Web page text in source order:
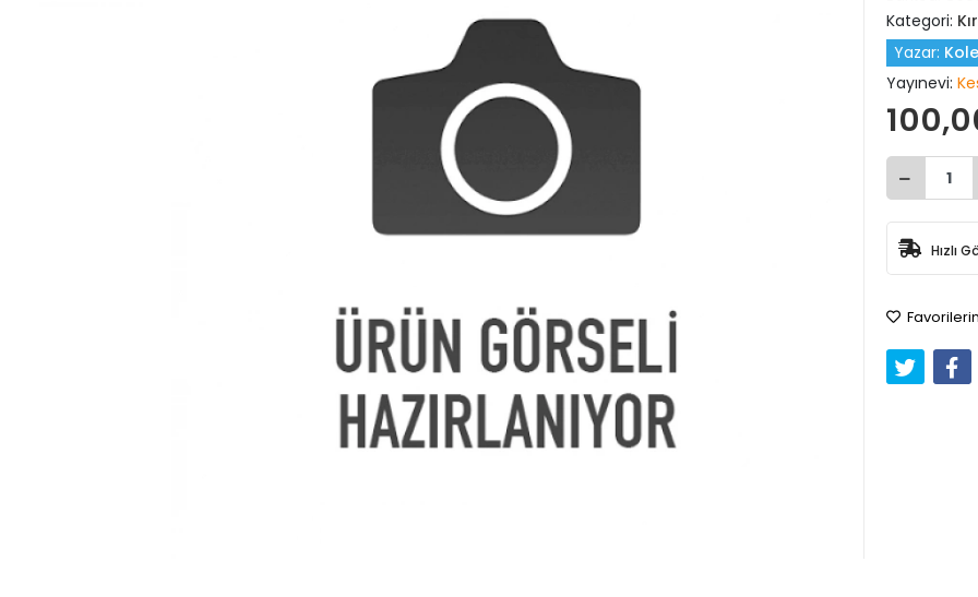
Kategori:
Yazar:
Yayınevi:
Hızlı